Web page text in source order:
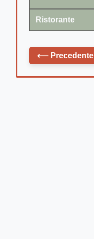
Ristorante
⟵ Precedente